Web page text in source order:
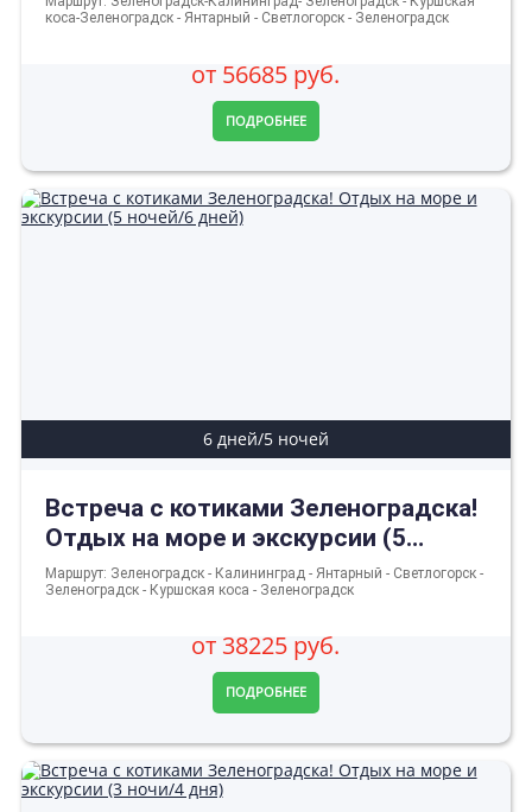
коса-Зеленоградск - Янтарный - Светлогорск - Зеленоградск
от 56685 руб.
ПОДРОБНЕЕ
6 дней/5 ночей
Встреча с котиками Зеленоградска!
Отдых на море и экскурсии (5
ночей/6 дней)
Маршрут: Зеленоградск - Калининград - Янтарный - Светлогорск -
Зеленоградск - Куршская коса - Зеленоградск
от 38225 руб.
ПОДРОБНЕЕ